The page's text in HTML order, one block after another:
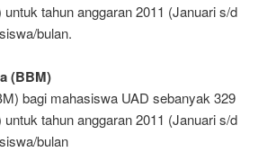
tahun anggaran 2011 (Januari s/d
bulan.
(BBM)
bagi mahasiswa UAD sebanyak 329
tahun anggaran 2011 (Januari s/d
bulan